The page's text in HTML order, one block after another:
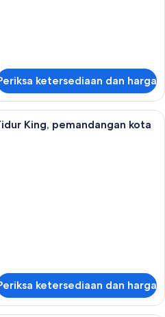
ketersediaan dan harga
Minibar, brankas, meja kerja, dan
King, pemandangan kota
ketersediaan dan harga